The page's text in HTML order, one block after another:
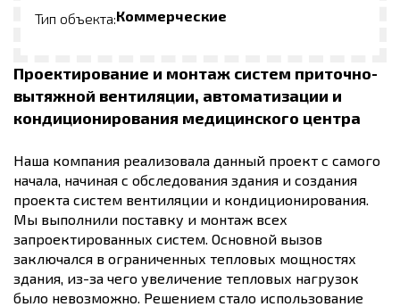
Проектирование и монтаж систем приточно-
вытяжной вентиляции, автоматизации и
кондиционирования медицинского центра
Наша компания реализовала данный проект с самого
начала, начиная с обследования здания и создания
проекта систем вентиляции и кондиционирования.
Мы выполнили поставку и монтаж всех
запроектированных систем. Основной вызов
заключался в ограниченных тепловых мощностях
здания, из-за чего увеличение тепловых нагрузок
было невозможно. Решением стало использование
Тип объекта:Коммерческие